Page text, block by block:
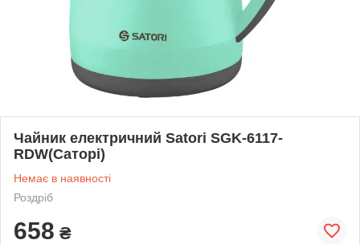
Чайник електричний Satori SGK-6117-
RDW(Саторі)
Немає в наявності
Роздріб
658 ₴